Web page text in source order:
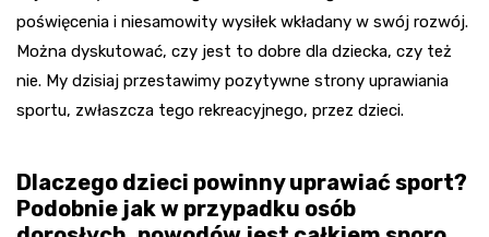
poświęcenia i niesamowity wysiłek wkładany w swój rozwój.
Można dyskutować, czy jest to dobre dla dziecka, czy też
nie. My dzisiaj przestawimy pozytywne strony uprawiania
sportu, zwłaszcza tego rekreacyjnego, przez dzieci.
Dlaczego dzieci powinny uprawiać sport?
Podobnie jak w przypadku osób